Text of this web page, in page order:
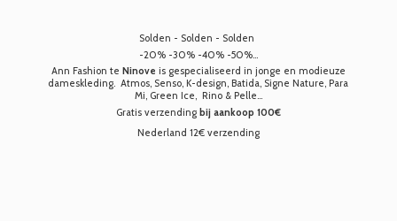
Solden - Solden - Solden
-20% -30% -40% -50%...
Ann Fashion te Ninove is gespecialiseerd in jonge en modieuze
dameskleding. Atmos, Senso, K-design, Batida, Signe Nature, Para
Mi, Green Ice, Rino & Pelle...
Gratis verzending bij aankoop 100€
Nederland 12€ verzending